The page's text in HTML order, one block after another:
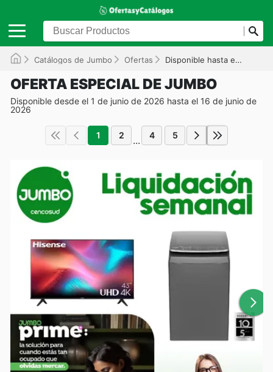
Catálogos de Jumbo Ofertas Disponible hasta el 16/06/2026
OFERTA ESPECIAL DE JUMBO
Disponible desde el 1 de junio de 2026 hasta el 16 de junio de
2026
1 2 ... 4 5